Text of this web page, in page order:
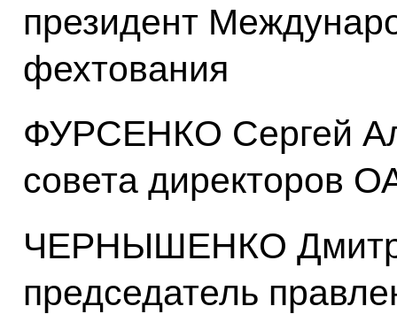
президент
фехтования
ФУРСЕНКО Сергей
совета директоров
ЧЕРНЫШЕНКО
председатель